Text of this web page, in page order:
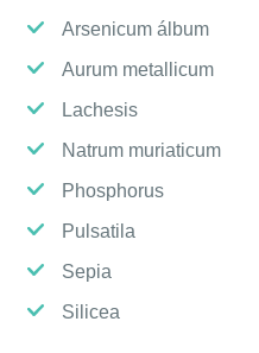
Arsenicum álbum
Aurum metallicum
Lachesis
Natrum muriaticum
Phosphorus
Pulsatila
Sepia
Silicea